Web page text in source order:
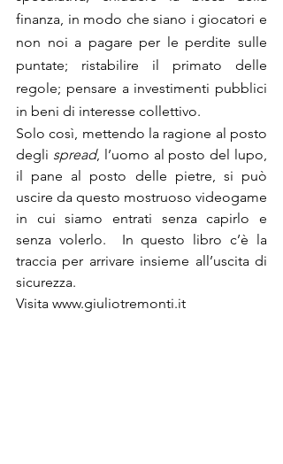
finanza, in modo che siano i giocatori e
non noi a pagare per le perdite sulle
puntate; ristabilire il primato delle
regole; pensare a investimenti pubblici
in beni di interesse collettivo.
Solo così, mettendo la ragione al posto
degli spread, l’uomo al posto del lupo,
il pane al posto delle pietre, si può
uscire da questo mostruoso videogame
in cui siamo entrati senza capirlo e
senza volerlo.  In questo libro c’è la
traccia per arrivare insieme all’uscita di
sicurezza.
Visita www.giuliotremonti.it